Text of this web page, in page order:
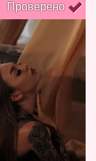
Проверено